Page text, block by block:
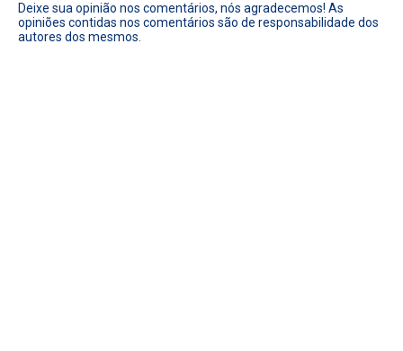
Deixe sua opinião nos comentários, nós agradecemos! As
opiniões contidas nos comentários são de responsabilidade dos
autores dos mesmos.